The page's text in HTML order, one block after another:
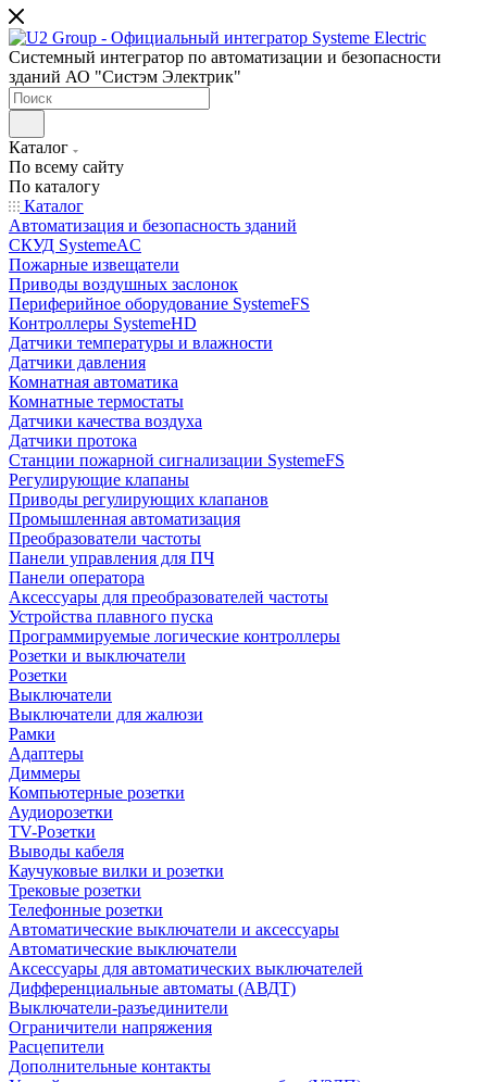
Системный интегратор по автоматизации и безопасности
зданий АО "Систэм Электрик"
Каталог
По всему сайту
По каталогу
Каталог
Автоматизация и безопасность зданий
СКУД SystemeAC
Пожарные извещатели
Приводы воздушных заслонок
Периферийное оборудование SystemeFS
Контроллеры SystemeHD
Датчики температуры и влажности
Датчики давления
Комнатная автоматика
Комнатные термостаты
Датчики качества воздуха
Датчики протока
Станции пожарной сигнализации SystemeFS
Регулирующие клапаны
Приводы регулирующих клапанов
Промышленная автоматизация
Преобразователи частоты
Панели управления для ПЧ
Панели оператора
Аксессуары для преобразователей частоты
Устройства плавного пуска
Программируемые логические контроллеры
Розетки и выключатели
Розетки
Выключатели
Выключатели для жалюзи
Рамки
Адаптеры
Диммеры
Компьютерные розетки
Аудиорозетки
TV-Розетки
Выводы кабеля
Каучуковые вилки и розетки
Трековые розетки
Телефонные розетки
Автоматические выключатели и аксессуары
Автоматические выключатели
Аксессуары для автоматических выключателей
Дифференциальные автоматы (АВДТ)
Выключатели-разъединители
Ограничители напряжения
Расцепители
Дополнительные контакты